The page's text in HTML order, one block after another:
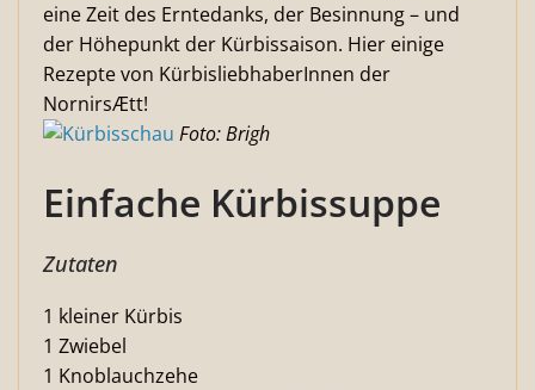
eine Zeit des Erntedanks, der Besinnung – und
der Höhepunkt der Kürbissaison. Hier einige
Rezepte von KürbisliebhaberInnen der
NornirsÆtt!
Foto: Brigh
Einfache Kürbissuppe
Zutaten
1 kleiner Kürbis
1 Zwiebel
1 Knoblauchzehe